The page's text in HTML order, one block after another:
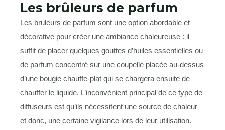
Les brûleurs de parfum
Les bruleurs de parfum sont une option abordable et
décorative pour créer une ambiance chaleureuse : il
suffit de placer quelques gouttes d’huiles essentielles ou
de parfum concentré sur une coupelle placée au-dessus
d’une bougie chauffe-plat qui se chargera ensuite de
chauffer le liquide. L’inconvénient principal de ce type de
diffuseurs est qu’ils nécessitent une source de chaleur
et donc, une certaine vigilance lors de leur utilisation.